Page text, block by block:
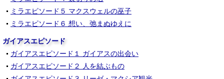
ミラエピソード５ マクスウェルの巫子
ミラエピソード６ 想い、弛まぬゆえに
ガイアスエピソード
ガイアスエピソード１ ガイアスの出会い
ガイアスエピソード２ 人を結ぶもの